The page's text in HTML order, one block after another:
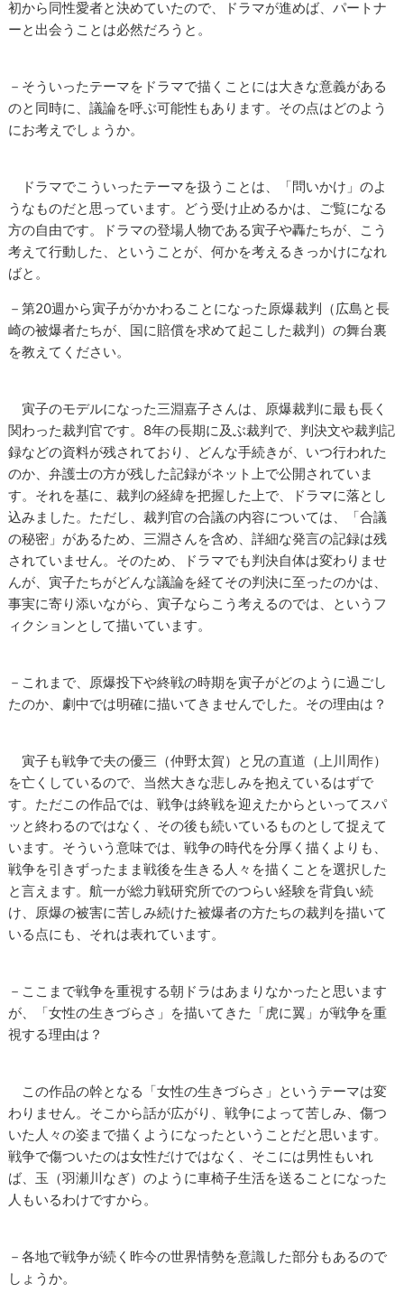
初から同性愛者と決めていたので、ドラマが進めば、パートナ
ーと出会うことは必然だろうと。
－そういったテーマをドラマで描くことには大きな意義がある
のと同時に、議論を呼ぶ可能性もあります。その点はどのよう
にお考えでしょうか。
ドラマでこういったテーマを扱うことは、「問いかけ」のよ
うなものだと思っています。どう受け止めるかは、ご覧になる
方の自由です。ドラマの登場人物である寅子や轟たちが、こう
考えて行動した、ということが、何かを考えるきっかけになれ
ばと。
－第20週から寅子がかかわることになった原爆裁判（広島と長
崎の被爆者たちが、国に賠償を求めて起こした裁判）の舞台裏
を教えてください。
寅子のモデルになった三淵嘉子さんは、原爆裁判に最も長く
関わった裁判官です。8年の長期に及ぶ裁判で、判決文や裁判記
録などの資料が残されており、どんな手続きが、いつ行われた
のか、弁護士の方が残した記録がネット上で公開されていま
す。それを基に、裁判の経緯を把握した上で、ドラマに落とし
込みました。ただし、裁判官の合議の内容については、「合議
の秘密」があるため、三淵さんを含め、詳細な発言の記録は残
されていません。そのため、ドラマでも判決自体は変わりませ
んが、寅子たちがどんな議論を経てその判決に至ったのかは、
事実に寄り添いながら、寅子ならこう考えるのでは、というフ
ィクションとして描いています。
－これまで、原爆投下や終戦の時期を寅子がどのように過ごし
たのか、劇中では明確に描いてきませんでした。その理由は？
寅子も戦争で夫の優三（仲野太賀）と兄の直道（上川周作）
を亡くしているので、当然大きな悲しみを抱えているはずで
す。ただこの作品では、戦争は終戦を迎えたからといってスパ
ッと終わるのではなく、その後も続いているものとして捉えて
います。そういう意味では、戦争の時代を分厚く描くよりも、
戦争を引きずったまま戦後を生きる人々を描くことを選択した
と言えます。航一が総力戦研究所でのつらい経験を背負い続
け、原爆の被害に苦しみ続けた被爆者の方たちの裁判を描いて
いる点にも、それは表れています。
－ここまで戦争を重視する朝ドラはあまりなかったと思います
が、「女性の生きづらさ」を描いてきた「虎に翼」が戦争を重
視する理由は？
この作品の幹となる「女性の生きづらさ」というテーマは変
わりません。そこから話が広がり、戦争によって苦しみ、傷つ
いた人々の姿まで描くようになったということだと思います。
戦争で傷ついたのは女性だけではなく、そこには男性もいれ
ば、玉（羽瀬川なぎ）のように車椅子生活を送ることになった
人もいるわけですから。
－各地で戦争が続く昨今の世界情勢を意識した部分もあるので
しょうか。